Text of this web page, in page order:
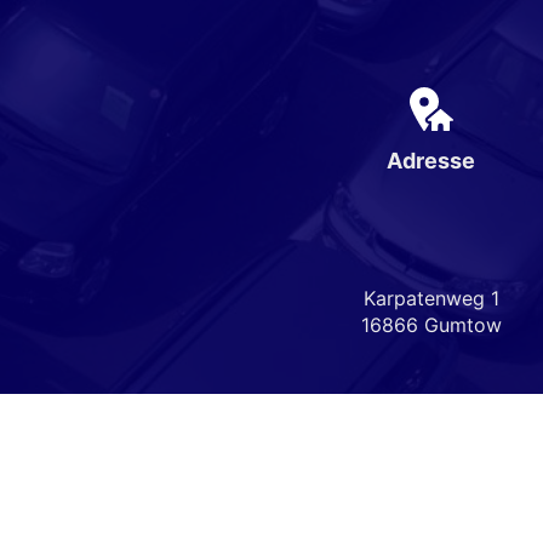
Adresse
Karpatenweg 1
16866 Gumtow